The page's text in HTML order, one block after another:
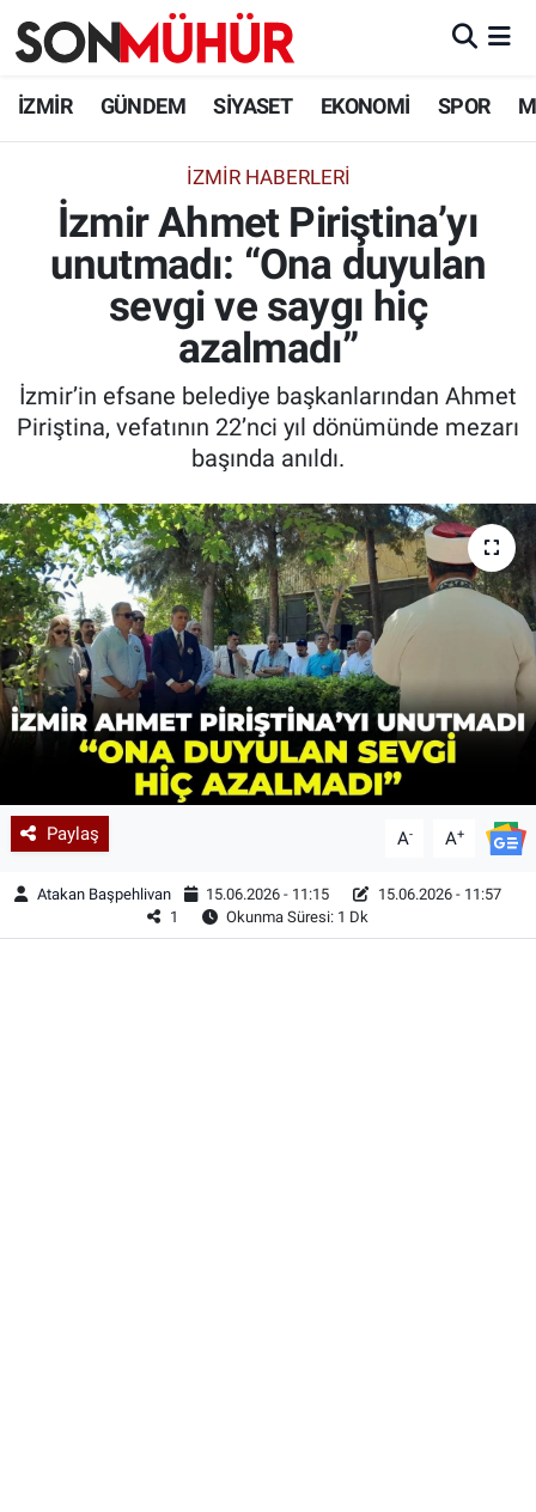
İZMİR GÜNDEM SİYASET EKONOMİ SPOR
İZMIR HABERLERI
İzmir Ahmet Piriştina’yı
unutmadı: “Ona duyulan
sevgi ve saygı hiç
azalmadı”
İzmir’in efsane belediye başkanlarından Ahmet
Piriştina, vefatının 22’nci yıl dönümünde mezarı
başında anıldı.
Paylaş A- A+
Atakan Başpehlivan 15.06.2026 - 11:15
15.06.2026 - 11:57
1
Okunma Süresi: 1 Dk
İzmir Nöbetçi Eczaneler
İzmir Namaz Vakitleri
İzmir Trafik Yoğunluk Haritası
Süper Lig Puan Durumu ve Fikstür
Tüm Manşetler
Son Dakika Haberleri
Haber Arşivi